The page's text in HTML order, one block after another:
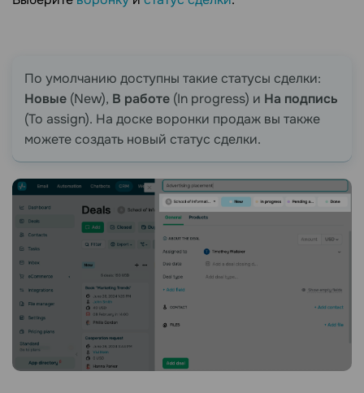
По умолчанию доступны такие статусы сделки:
Новые (New), В работе (In progress) и На подпись
(To assign). На доске воронки продаж вы также
можете создать новый статус сделки.